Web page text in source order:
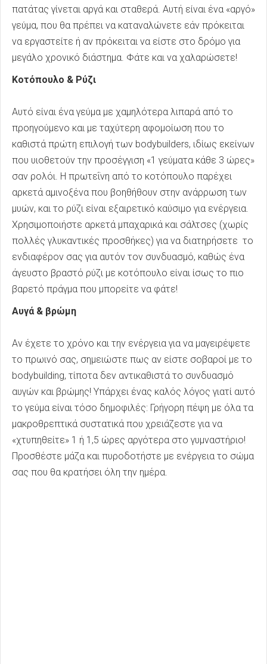
πατάτας γίνεται αργά και σταθερά. Αυτή είναι ένα «αργό»
γεύμα, που θα πρέπει να καταναλώνετε εάν πρόκειται
να εργαστείτε ή αν πρόκειται να είστε στο δρόμο για
μεγάλο χρονικό διάστημα. Φάτε και να χαλαρώσετε!
Κοτόπουλο & Ρύζι
Αυτό είναι ένα γεύμα με χαμηλότερα λιπαρά από το
προηγούμενο και με ταχύτερη αφομοίωση που το
καθιστά πρώτη επιλογή των bodybuilders, ιδίως εκείνων
που υιοθετούν την προσέγγιση «1 γεύματα κάθε 3 ώρες»
σαν ρολόι. Η πρωτεΐνη από το κοτόπουλο παρέχει
αρκετά αμινοξένα που βοηθήθουν στην ανάρρωση των
μυών, και το ρύζι είναι εξαιρετικό καύσιμο για ενέργεια.
Χρησιμοποιήστε αρκετά μπαχαρικά και σάλτσες (χωρίς
πολλές γλυκαντικές προσθήκες) για να διατηρήσετε το
ενδιαφέρον σας για αυτόν τον συνδυασμό, καθώς ένα
άγευστο βραστό ρύζι με κοτόπουλο είναι ίσως το πιο
βαρετό πράγμα που μπορείτε να φάτε!
Αυγά & βρώμη
Αν έχετε το χρόνο και την ενέργεια για να μαγειρέψετε
το πρωινό σας, σημειώστε πως αν είστε σοβαροί με το
bodybuilding, τίποτα δεν αντικαθιστά το συνδυασμό
αυγών και βρώμης! Υπάρχει ένας καλός λόγος γιατί αυτό
το γεύμα είναι τόσο δημοφιλές: Γρήγορη πέψη με όλα τα
μακροθρεπτικά συστατικά που χρειάζεστε για να
«χτυπηθείτε» 1 ή 1,5 ώρες αργότερα στο γυμναστήριο!
Προσθέστε μάζα και πυροδοτήστε με ενέργεια το σώμα
σας που θα κρατήσει όλη την ημέρα.